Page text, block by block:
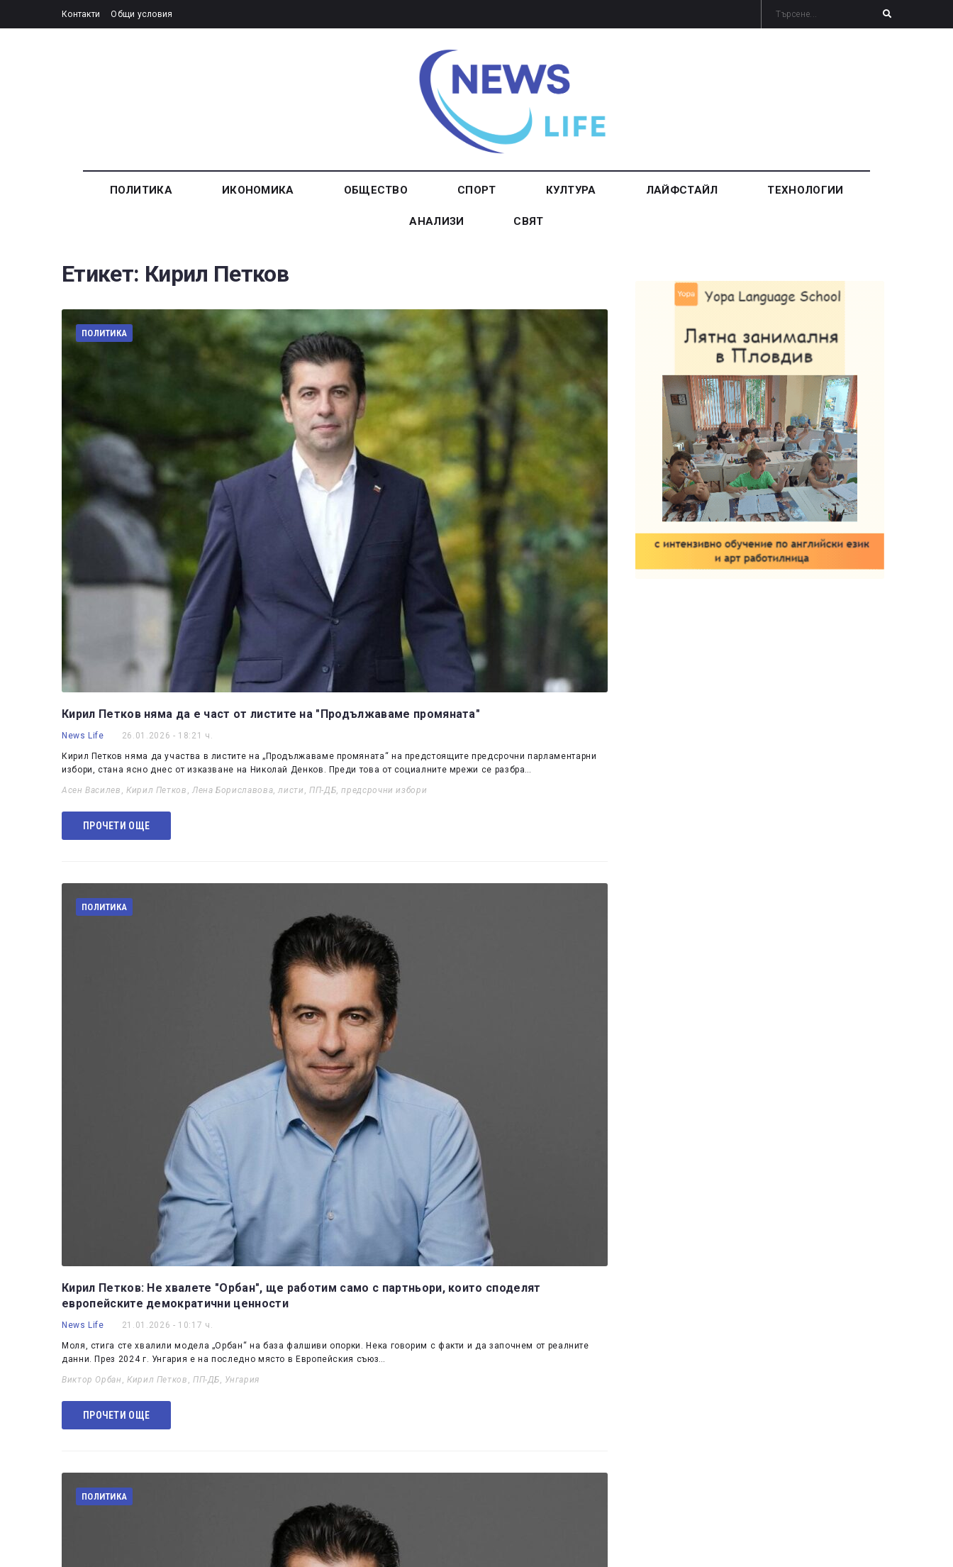
Контакти Общи условия
ПОЛИТИКА ИКОНОМИКА ОБЩЕСТВО СПОРТ КУЛТУРА ЛАЙФСТАЙЛ ТЕХНОЛОГИИ
АНАЛИЗИ СВЯТ
Етикет: Кирил Петков
ПОЛИТИКА
Кирил Петков няма да е част от листите на "Продължаваме промяната"
News Life 26.01.2026 - 18:21 ч.
Кирил Петков няма да участва в листите на „Продължаваме промяната“ на предстоящите предсрочни парламентарни
избори, стана ясно днес от изказване на Николай Денков. Преди това от социалните мрежи се разбра…
Асен Василев , Кирил Петков , Лена Бориславова,листи , ПП-ДБ,предсрочни избори
ПРОЧЕТИ ОЩЕ
ПОЛИТИКА
Кирил Петков: Не хвалете "Орбан", ще работим само с партньори, които споделят
европейските демократични ценности
News Life 21.01.2026 - 10:17 ч.
Моля, стига сте хвалили модела „Орбан“ на база фалшиви опорки. Нека говорим с факти и да започнем от реалните
данни. През 2024 г. Унгария е на последно място в Европейския съюз…
Виктор Орбан , Кирил Петков , ПП-ДБ, Унгария
ПРОЧЕТИ ОЩЕ
ПОЛИТИКА